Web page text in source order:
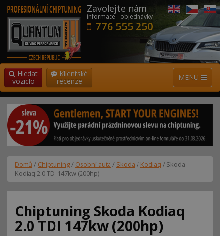
Zavolejte nám
informace - objednávky
776 555 250
MENU
Hledat
vozidlo
Klientské
recenze
Domů / Chiptuning/ Osobní auta / Skoda / Kodiaq / Skoda
Kodiaq 2.0 TDI 147kw (200hp)
Chiptuning Skoda Kodiaq
2.0 TDI 147kw (200hp)